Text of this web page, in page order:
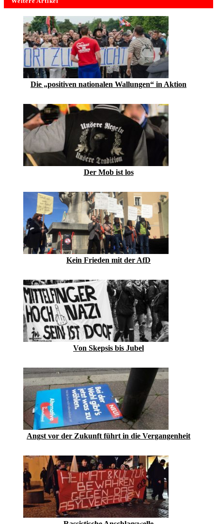
Die „positiven nationalen Wallungen“ in Aktion
Der Mob ist los
Kein Frieden mit der AfD
Von Skepsis bis Jubel
Angst vor der Zukunft führt in die Vergangenheit